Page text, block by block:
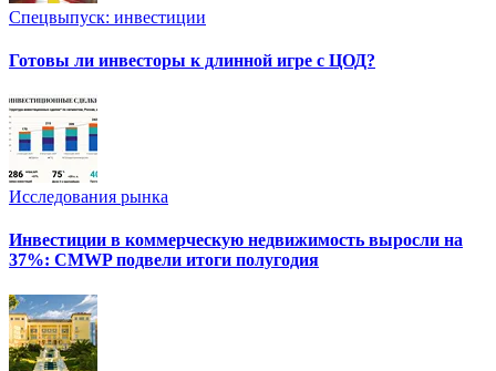
Спецвыпуск: инвестиции
Готовы ли инвесторы к длинной игре с ЦОД?
Исследования рынка
Инвестиции в коммерческую недвижимость выросли на
37%: CMWP подвели итоги полугодия